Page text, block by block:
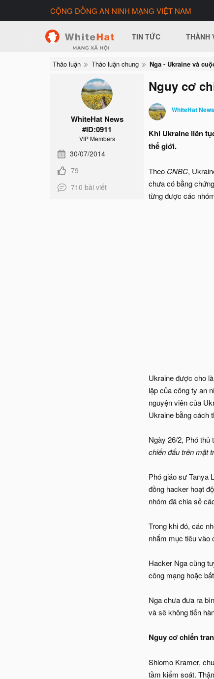
CỘNG ĐỒNG AN NINH MẠNG VIỆT NAM
TIN TỨC THÀNH
Thảo luận Thảo luận chung
WhiteHat News
#ID:0911
VIP Members
30/07/2014
79
710 bài viết
Nguy cơ
WhiteHat
Khi Ukraine liên
thế giới.
Theo CNBC,
chưa có bằng
từng được các
Ukraine được cho là
lập của công ty an
nguyện viên của
Ukraine bằng cách
Ngày 26/2, Phó thủ
chiến đấu trên mặt
Phó giáo sư Tanya
đồng hacker hoạt
nhóm đã chia sẻ
Trong khi đó, các
nhắm mục tiêu vào
Hacker Nga cũng
công mạng hoặc
Nga chưa đưa ra
và sẽ không tiến
Nguy cơ chiến
Shlomo Kramer,
tầm kiểm soát.